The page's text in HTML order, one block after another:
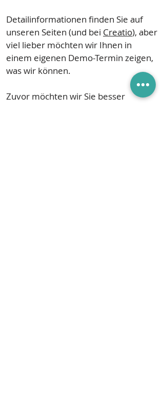
Detailinformationen finden Sie auf
unseren Seiten (und bei Creatio), aber
viel lieber möchten wir Ihnen in
einem eigenen Demo-Termin zeigen,
was wir können.
Zuvor möchten wir Sie besser